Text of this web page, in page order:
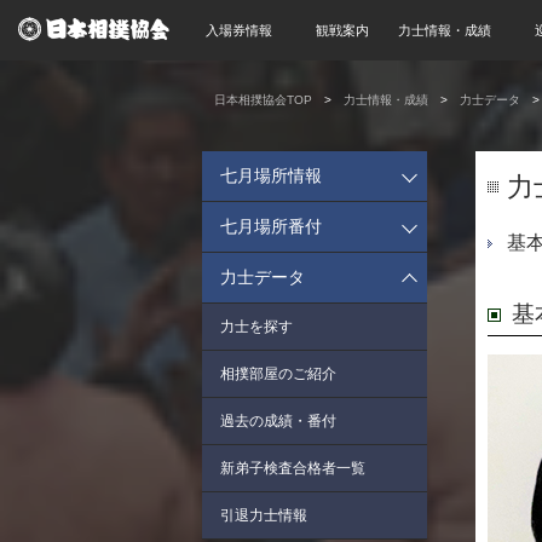
入場券情報 観戦案内 力士情報・成績
日本相撲協会TOP 力士情報・成績 力士データ
力
基
基
七月場所情報
七月場所番付
力士データ
力士を探す
相撲部屋のご紹介
過去の成績・番付
新弟子検査合格者一覧
引退力士情報